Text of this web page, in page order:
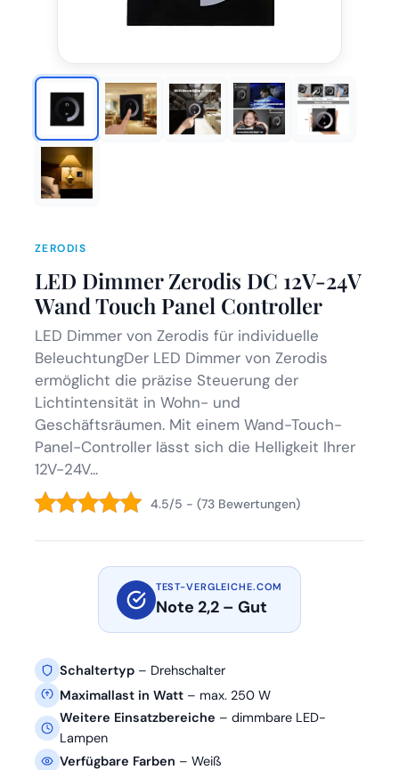
ZERODIS
LED Dimmer Zerodis DC 12V-24V
Wand Touch Panel Controller
LED Dimmer von Zerodis für individuelle
BeleuchtungDer LED Dimmer von Zerodis
ermöglicht die präzise Steuerung der
Lichtintensität in Wohn- und
Geschäftsräumen. Mit einem Wand-Touch-
Panel-Controller lässt sich die Helligkeit Ihrer
12V-24V...
4.5/5 - (73 Bewertungen)
TEST-VERGLEICHE.COM
Note 2,2 – Gut
Schaltertyp – Drehschalter
Maximallast in Watt – max. 250 W
Weitere Einsatzbereiche – dimmbare LED-
Lampen
Verfügbare Farben – Weiß